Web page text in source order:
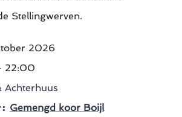
Stellingwerven.
2026
22:00
Achterhuus
Gemengd koor Boijl